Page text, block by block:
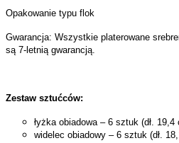
Opakowanie typu flok
Gwarancja: Wszystkie platerowane
są 7-letnią gwarancją.
Zestaw sztućców:
łyżka obiadowa – 6 sztuk (dł. 19,4
widelec obiadowy – 6 sztuk (dł.